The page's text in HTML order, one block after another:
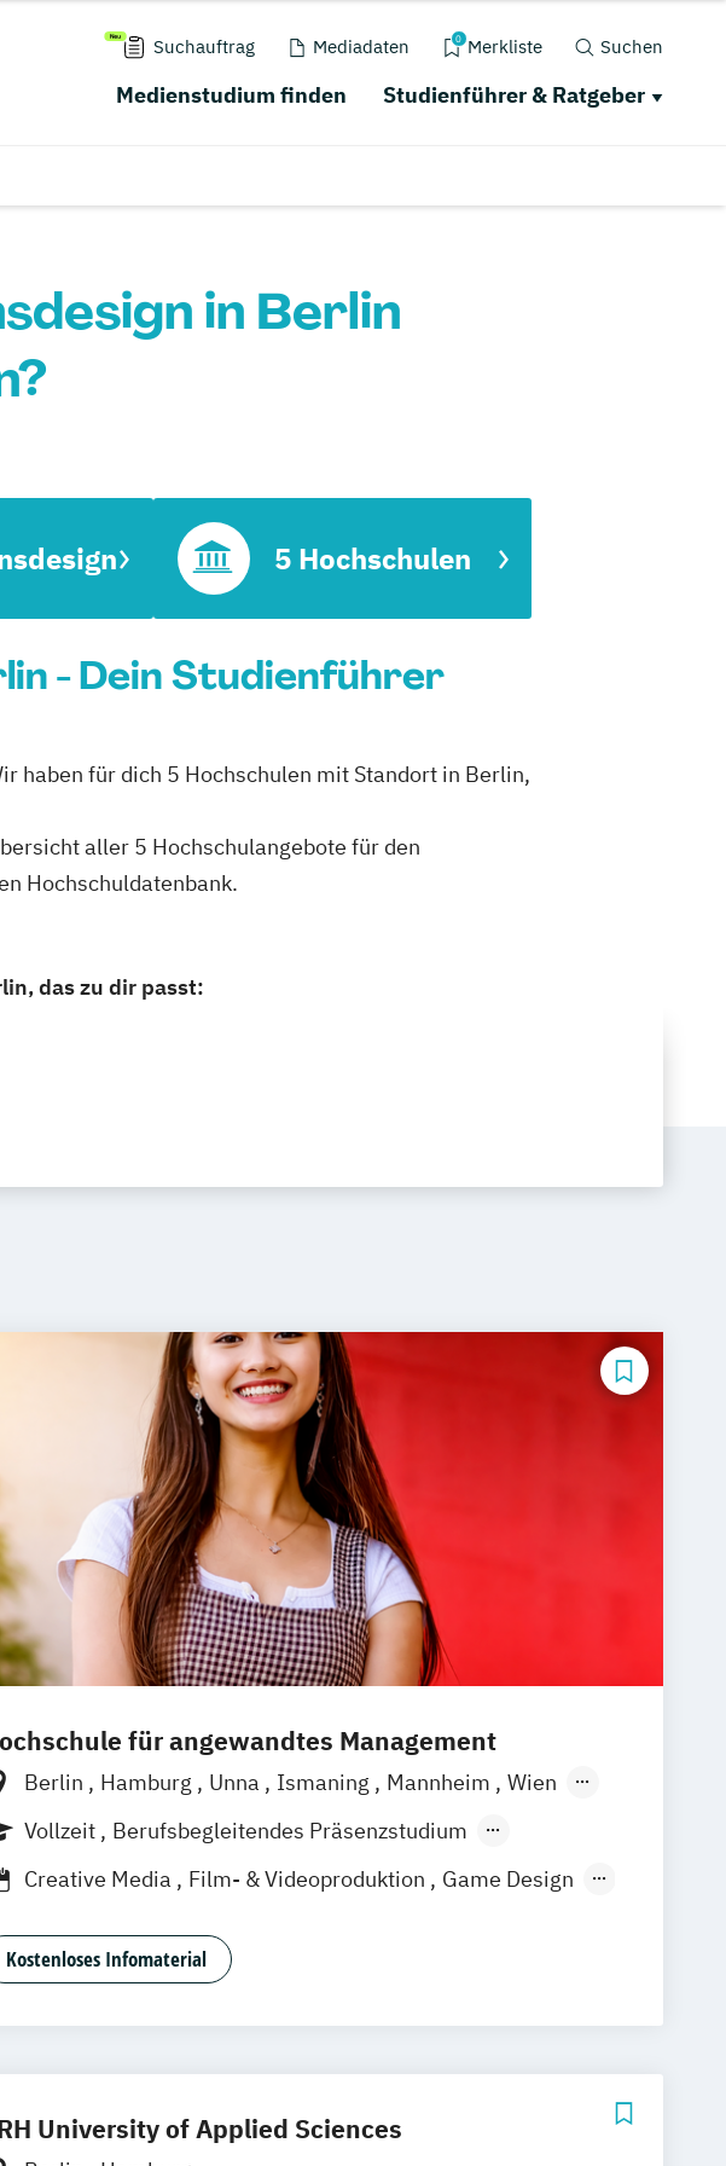
Suchauftrag Mediadaten 0 Merkliste Suchen
Medienstudium finden Studienführer & Ratgeber
in Berlin
5 Hochschulen
- Dein Studienführer
haben für dich 5 Hochschulen mit Standort in Berlin,
aller 5 Hochschulangebote für den
Hochschuldatenbank.
das zu dir passt:
für angewandtes Management
Berlin Hamburg Unna Ismaning Mannheim
Wien
Frankfurt
Hannover Leipzig Düsseldorf
Nürnberg
Stuttgart
Vollzeit
Berufsbegleitendes Präsenzstudium
Duales Studium
Creative Media Film- & Videoproduktion
Game Design
Medienpsychologie Musikproduktion
Social Media Studies
Kostenloses Infomaterial
University of Applied Sciences